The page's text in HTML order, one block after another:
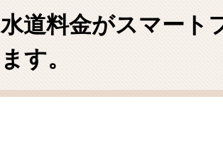
水道料金がスマート
ます。